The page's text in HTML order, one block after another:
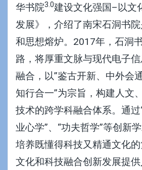
华书院3.0建设文化强国–以文
发展》，介绍了南宋石洞书
和思想熔炉。2017年，石洞
路，将厚重文脉与现代电子
融合，以”鉴古开新、中外会
知行合一”为宗旨，构建人文
技术的跨学科融合体系。通过
业心学”、 “功夫哲学”等创新
培养既懂得科技又精通文化
文化和科技融合创新发展提